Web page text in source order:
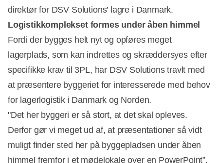
direktør for DSV Solutions’ lagre i Danmark.
Logistikkomplekset formes under åben himmel
Fordi der bygges helt nyt og opføres meget
lagerplads, som kan indrettes og skræddersyes efter
specifikke krav til 3PL, har DSV Solutions travlt med
at præsentere byggeriet for interesserede med behov
for lagerlogistik i Danmark og Norden.
"Det her byggeri er så stort, at det skal opleves.
Derfor gør vi meget ud af, at præsentationer så vidt
muligt finder sted her på byggepladsen under åben
himmel fremfor i et mødelokale over en PowerPoint”,